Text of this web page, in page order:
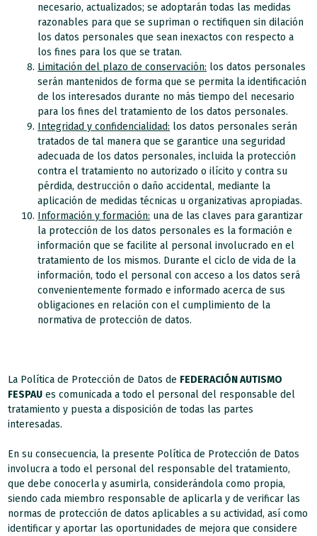
necesario, actualizados; se adoptarán todas las medidas
razonables para que se supriman o rectifiquen sin dilación
los datos personales que sean inexactos con respecto a
los fines para los que se tratan.
Limitación del plazo de conservación: los datos personales
serán mantenidos de forma que se permita la identificación
de los interesados durante no más tiempo del necesario
para los fines del tratamiento de los datos personales.
Integridad y confidencialidad: los datos personales serán
tratados de tal manera que se garantice una seguridad
adecuada de los datos personales, incluida la protección
contra el tratamiento no autorizado o ilícito y contra su
pérdida, destrucción o daño accidental, mediante la
aplicación de medidas técnicas u organizativas apropiadas.
Información y formación: una de las claves para garantizar
la protección de los datos personales es la formación e
información que se facilite al personal involucrado en el
tratamiento de los mismos. Durante el ciclo de vida de la
información, todo el personal con acceso a los datos será
convenientemente formado e informado acerca de sus
obligaciones en relación con el cumplimiento de la
normativa de protección de datos.
La Política de Protección de Datos de FEDERACIÓN AUTISMO
FESPAU es comunicada a todo el personal del responsable del
tratamiento y puesta a disposición de todas las partes
interesadas.
En su consecuencia, la presente Política de Protección de Datos
involucra a todo el personal del responsable del tratamiento,
que debe conocerla y asumirla, considerándola como propia,
siendo cada miembro responsable de aplicarla y de verificar las
normas de protección de datos aplicables a su actividad, así como
identificar y aportar las oportunidades de mejora que considere